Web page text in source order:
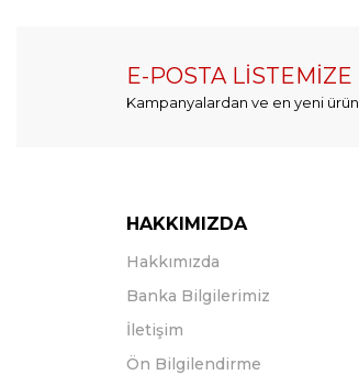
E-POSTA LİSTEMİZE
Kampanyalardan ve en yeni
HAKKIMIZDA
Hakkımızda
Banka Bilgilerimiz
İletişim
Ön Bilgilendirme